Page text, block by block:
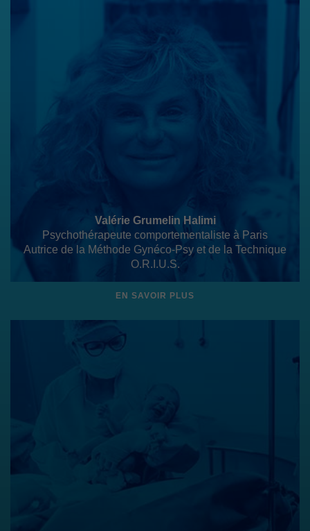
Valérie Grumelin Halimi
Psychothérapeute comportementaliste à Paris
Autrice de la Méthode Gynéco-Psy et de la Technique
O.R.I.U.S.
EN SAVOIR PLUS